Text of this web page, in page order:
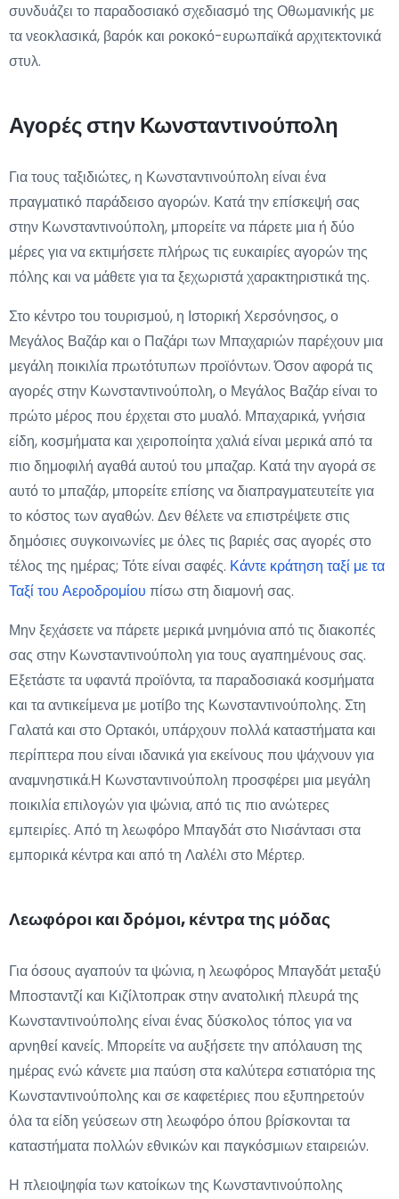
συνδυάζει το παραδοσιακό σχεδιασμό της Οθωμανικής με
τα νεοκλασικά, βαρόκ και ροκοκό-ευρωπαϊκά αρχιτεκτονικά
στυλ.
Αγορές στην Κωνσταντινούπολη
Για τους ταξιδιώτες, η Κωνσταντινούπολη είναι ένα
πραγματικό παράδεισο αγορών. Κατά την επίσκεψή σας
στην Κωνσταντινούπολη, μπορείτε να πάρετε μια ή δύο
μέρες για να εκτιμήσετε πλήρως τις ευκαιρίες αγορών της
πόλης και να μάθετε για τα ξεχωριστά χαρακτηριστικά της.
Στο κέντρο του τουρισμού, η Ιστορική Χερσόνησος, ο
Μεγάλος Βαζάρ και ο Παζάρι των Μπαχαριών παρέχουν μια
μεγάλη ποικιλία πρωτότυπων προϊόντων. Όσον αφορά τις
αγορές στην Κωνσταντινούπολη, ο Μεγάλος Βαζάρ είναι το
πρώτο μέρος που έρχεται στο μυαλό. Μπαχαρικά, γνήσια
είδη, κοσμήματα και χειροποίητα χαλιά είναι μερικά από τα
πιο δημοφιλή αγαθά αυτού του μπαζαρ. Κατά την αγορά σε
αυτό το μπαζάρ, μπορείτε επίσης να διαπραγματευτείτε για
το κόστος των αγαθών. Δεν θέλετε να επιστρέψετε στις
δημόσιες συγκοινωνίες με όλες τις βαριές σας αγορές στο
τέλος της ημέρας; Τότε είναι σαφές. Κάντε κράτηση ταξί με τα
Ταξί του Αεροδρομίου πίσω στη διαμονή σας.
Μην ξεχάσετε να πάρετε μερικά μνημόνια από τις διακοπές
σας στην Κωνσταντινούπολη για τους αγαπημένους σας.
Εξετάστε τα υφαντά προϊόντα, τα παραδοσιακά κοσμήματα
και τα αντικείμενα με μοτίβο της Κωνσταντινούπολης. Στη
Γαλατά και στο Ορτακόι, υπάρχουν πολλά καταστήματα και
περίπτερα που είναι ιδανικά για εκείνους που ψάχνουν για
αναμνηστικά.Η Κωνσταντινούπολη προσφέρει μια μεγάλη
ποικιλία επιλογών για ψώνια, από τις πιο ανώτερες
εμπειρίες. Από τη λεωφόρο Μπαγδάτ στο Νισάντασι στα
εμπορικά κέντρα και από τη Λαλέλι στο Μέρτερ.
Λεωφόροι και δρόμοι, κέντρα της μόδας
Για όσους αγαπούν τα ψώνια, η λεωφόρος Μπαγδάτ μεταξύ
Μποσταντζί και Κιζίλτοπρακ στην ανατολική πλευρά της
Κωνσταντινούπολης είναι ένας δύσκολος τόπος για να
αρνηθεί κανείς. Μπορείτε να αυξήσετε την απόλαυση της
ημέρας ενώ κάνετε μια παύση στα καλύτερα εστιατόρια της
Κωνσταντινούπολης και σε καφετέριες που εξυπηρετούν
όλα τα είδη γεύσεων στη λεωφόρο όπου βρίσκονται τα
καταστήματα πολλών εθνικών και παγκόσμιων εταιρειών.
Η πλειοψηφία των κατοίκων της Κωνσταντινούπολης